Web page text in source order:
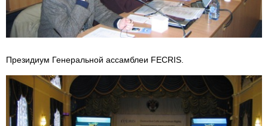
Президиум Генеральной ассамблеи FECRIS.